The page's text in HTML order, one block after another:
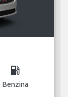
local_gas_station
Benzina